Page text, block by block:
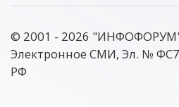
© 2001 - 2026
Электронное СМИ, Эл. №
РФ